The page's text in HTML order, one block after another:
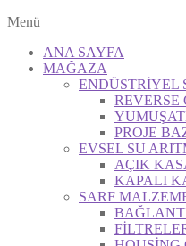
Menü
ANA SAYFA
MAĞAZA
ENDÜSTRİYEL
REVERSE
PROJE
EVSEL SU
AÇIK
KAPALI
SARF